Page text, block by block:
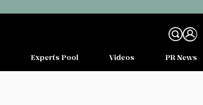
Experts Pool Videos PR News